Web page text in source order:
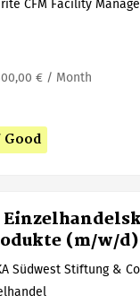
CFM Facility
€ / Month
Good
(m/w/d)
Südwest Stiftung &